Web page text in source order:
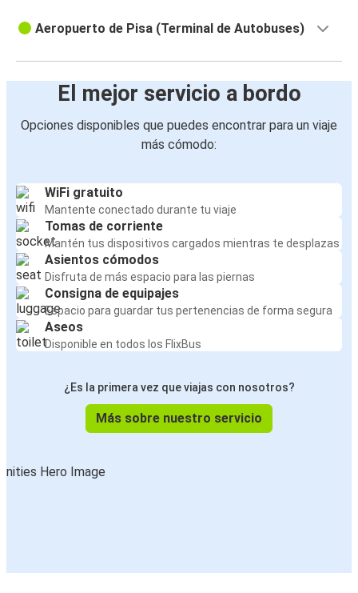
Aeropuerto de Pisa (Terminal de Autobuses)
El mejor servicio a bordo
Opciones disponibles que puedes encontrar para un viaje
más cómodo:
WiFi gratuito
Mantente conectado durante tu viaje
Tomas de corriente
Mantén tus dispositivos cargados mientras te desplazas
Asientos cómodos
Disfruta de más espacio para las piernas
Consigna de equipajes
Espacio para guardar tus pertenencias de forma segura
Aseos
Disponible en todos los FlixBus
¿Es la primera vez que viajas con nosotros?
Más sobre nuestro servicio